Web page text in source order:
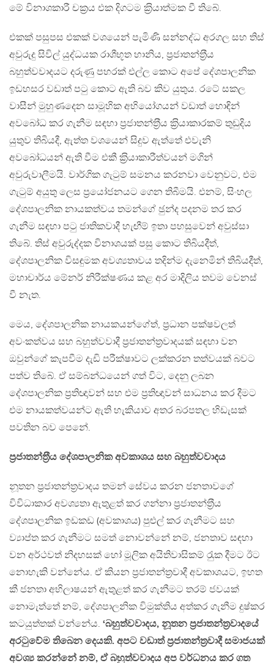
මේ විනාශකාරී චක‍්‍රය එක දිගටම ක‍්‍රියාත්මක වී තිබේ.
එකක් පසුපස එකක් වශයෙන් පැමිණි සන්නද්ධ අරගල සහ තිස්
අවුරුදු සිවිල් යුද්ධයක රාශීභූත හානිය, ප‍්‍රජාතන්ත‍්‍රීය
බහුත්වවාදයට දරුණු පහරක් එල්ල කොට අපේ දේශපාලනික
ඉඩහසර වඩාත් පටු කොට ඇති බව කිව යුතුය. රටේ සකල
වාසීන් මුහුණදෙන සාමූහික අභියෝගයන් වඩාත් හොඳින්
අවබෝධ කර ගැනීම සඳහා ප‍්‍රජාතන්ත‍්‍රීය ක‍්‍රියාකාරකම් තුඩුදිය
යුතුව තිබියදී, ඇත්ත වශයෙන් සිදුව ඇත්තේ එවැනි
අවබෝධයන් ඇති වීම එකී ක‍්‍රියාකාරීත්වයන් මගින්
අවුරුවාලීමයි. වාර්ගික ගැටුම් සමනය කරනවා වෙනුවට, එම
ගැටුම් අයුතු ලෙස ප‍්‍රයෝජනයට ගෙන තිබීමයි. එනම්, සිංහල
දේශපාලනික නායකත්වය තමන්ගේ ඡුන්ද පදනම තර කර
ගැනීම සඳහා පටු ජාතිකවාදී හැඟීම් ඉතා පහසුවෙන් අවුස්සා
තිබේ. තිස් අවුරුද්දක විනාශයක් පසු කොට තිබියදීත්,
දේශපාලනික විසඳුමක අවශ්‍යතාවය තදින්ම දැනෙමින් තිබියදීත්,
මහාචාර්ය මේනර් නිරීක්ෂණය කළ අර මාදිලිය තවම වෙනස්
වී නැත.
මෙය, දේශපාලනික නායකයන්ගේත්, ප‍්‍රධාන පක්ෂවලත්
අවංකත්වය සහ බහුත්වවාදී ප‍්‍රජාතන්ත‍්‍රවාදයක් සඳහා වන
ඔවුන්ගේ කැපවීම දැඩි පරීක්ෂාවට ලක්කරන තත්වයක් බවට
පත්ව තිබේ. ඒ සම්බන්ධයෙන් ගත් විට, දෙනු ලබන
දේශපාලනික ප‍්‍රතිඥාවන් සහ එම ප‍්‍රතිඥාවන් සාධනය කර දීමට
එම නායකත්වයන්ට ඇති හැකියාව අතර බරපතල හිඩැසක්
පවතින බව පෙනේ.
ප‍්‍රජාතන්ත‍්‍රීය දේශපාලනික අවකාශය සහ බහුත්වවාදය
නූතන ප‍්‍රජාතන්ත‍්‍රවාදය තමන් සේවය කරන ජනතාවගේ
විවිධාකාර අවශ්‍යතා ඇතුළත් කර ගන්නා ප‍්‍රජාතන්ත‍්‍රීය
දේශපාලනික ඉඩකඩ (අවකාශය) පුළුල් කර ගැනීමට සහ
ව්‍යාප්ත කර ගැනීමට සමත් නොවන්නේ නම්, ජනතාව සඳහා
වන අර්ථවත් නිදහසක් හෝ මූලික අයිතිවාසිකම් රැුක දීමට ඊට
නොහැකි වන්නේය. ඒ කියන ප‍්‍රජාතන්ත‍්‍රවාදී අවකාශයට, ඉහත
කී ජනතා අභිලාෂයන් ඇතුළත් කර ගැනීමට තරම් ජවයක්
නොමැත්තේ නම්, දේශපාලනික විමුක්තිය අත්කර ගැනීම දුෂ්කර
කටයුත්තක් වන්නේය. ‘බහුත්වවාදය, නූතන ප‍්‍රජාතන්ත‍්‍රවාදයේ
අරටුවේම තිබෙන දෙයකි. අපට වඩාත් ප‍්‍රජාතන්ත‍්‍රවාදී සමාජයක්
අවශ්‍ය කරන්නේ නම්, ඒ බහුත්වවාදය අප වර්ධනය කර ගත